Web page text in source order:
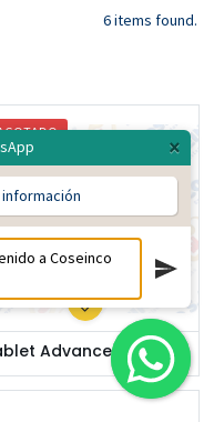
6 items found.
Tablet Advance Intro TR7996, 7" IPS 1024x600, Android 11 Go, 3G, Dual SIM, 32GB, RAM 2GB / ADV-TR7996
×